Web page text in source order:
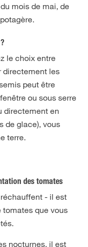
mois de mai, de
le choix entre
directement les
peut être
ou sous serre
directement en
de glace), vous
terre.
des tomates
- il est
que vous
nocturnes, il est